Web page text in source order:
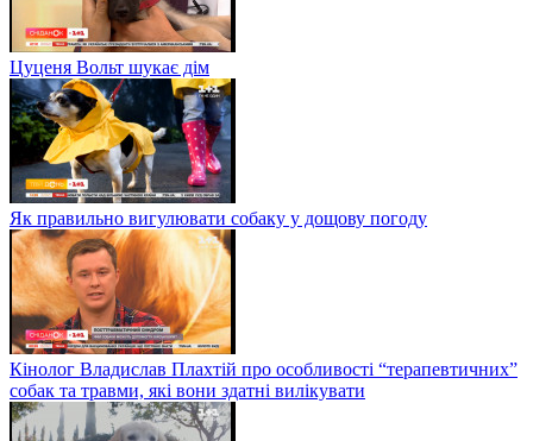
Цуценя Вольт шукає дім
Як правильно вигулювати собаку у дощову погоду
Кінолог Владислав Плахтій про особливості “терапевтичних”
собак та травми, які вони здатні вилікувати